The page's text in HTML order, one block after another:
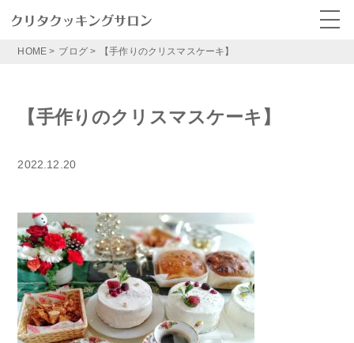
HOME > ブログ> 【手作りのクリスマスケーキ】
【手作りのクリスマスケーキ】
2022.12.20